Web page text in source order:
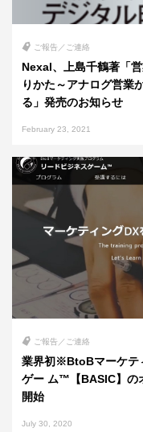
ご報告／ご連絡
Nexal、上島千鶴著「
りかた～アナログ営業
る」発売のお知らせ
February 23, 2021
ご報告／ご連絡
業界初※BtoBマーケテ
ゲー ム™【BASIC】の
開始
July 30, 2020